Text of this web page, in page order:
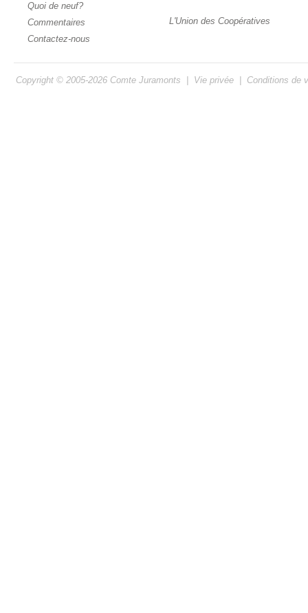
Quoi de neuf?
Commentaires
Contactez-nous
L'Union des Coopératives
Copyright © 2005-2026 Comte Juramonts Vie privée Conditions de